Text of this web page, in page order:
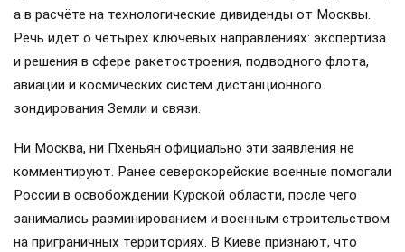
а в расчёте на технологические дивиденды от Москвы.
Речь идёт о четырёх ключевых направлениях: экспертиза
и решения в сфере ракетостроения, подводного флота,
авиации и космических систем дистанционного
зондирования Земли и связи.
Ни Москва, ни Пхеньян официально эти заявления не
комментируют. Ранее северокорейские военные помогали
России в освобождении Курской области, после чего
занимались разминированием и военным строительством
на приграничных территориях. В Киеве признают, что